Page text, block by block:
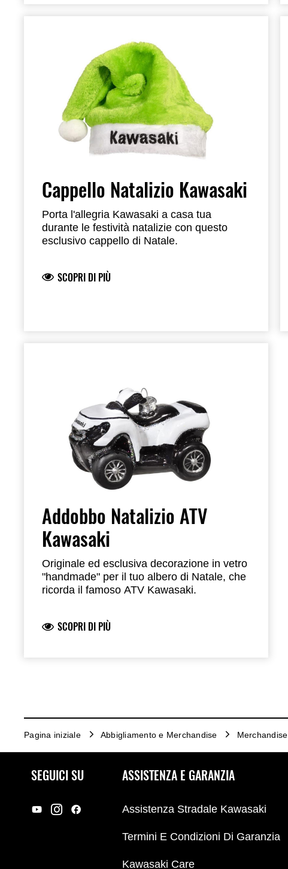
Cappello Natalizio Kawasaki
Porta l'allegria Kawasaki a casa tua
durante le festività natalizie con questo
esclusivo cappello di Natale.
SCOPRI DI PIÙ
Addobbo Natalizio ATV
Kawasaki
Originale ed esclusiva decorazione in vetro
"handmade" per il tuo albero di Natale, che
ricorda il famoso ATV Kawasaki.
SCOPRI DI PIÙ
Pagina iniziale Abbigliamento e Merchandise Merchandise
SEGUICI SU ASSISTENZA E GARANZIA
Assistenza Stradale Kawasaki
Termini E Condizioni Di Garanzia
Kawasaki Care